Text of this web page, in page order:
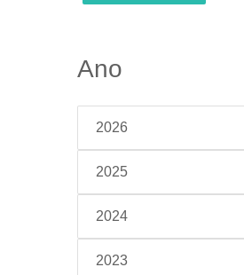
Ano
2026
2025
2024
2023